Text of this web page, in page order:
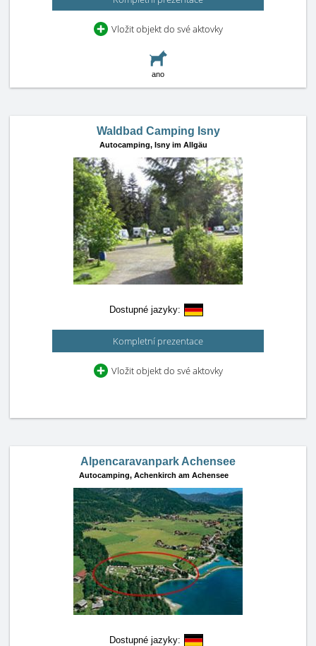
Vložit objekt do své aktovky
ano
Waldbad Camping Isny
Autocamping, Isny im Allgäu
Dostupné jazyky:
Kompletní prezentace
Vložit objekt do své aktovky
Alpencaravanpark Achensee
Autocamping, Achenkirch am Achensee
Dostupné jazyky: